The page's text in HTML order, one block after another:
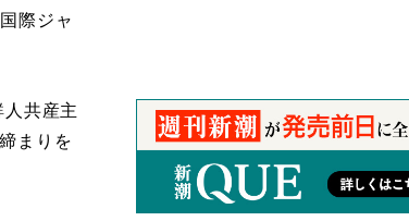
際ジャ
共産主
まりを